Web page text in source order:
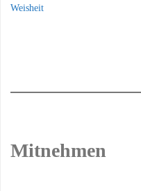
Weisheit
Mitnehmen